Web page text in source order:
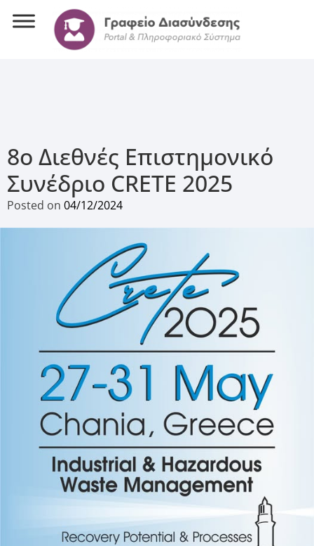
8ο Διεθνές Επιστημονικό
Συνέδριο CRETE 2025
Posted on 04/12/2024